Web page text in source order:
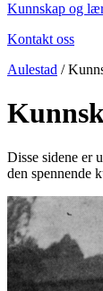
Kunnskap og
Kontakt oss
Aulestad /
Disse sidene er
den spennende